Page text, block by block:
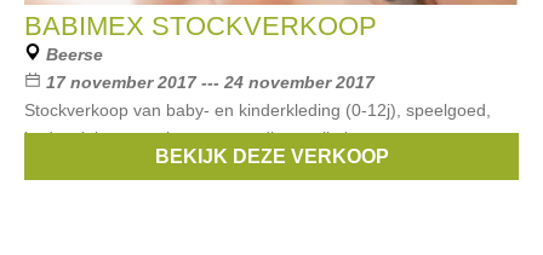
BABIMEX STOCKVERKOOP
Beerse
17 november 2017 --- 24 november 2017
Stockverkoop van baby- en kinderkleding (0-12j), speelgoed,
bedtextiel, verzorgings- en voedingsartikelen.
Doerak,Bla Bla Bla, Taf toys,Bébé-jou
BEKIJK DEZE VERKOOP